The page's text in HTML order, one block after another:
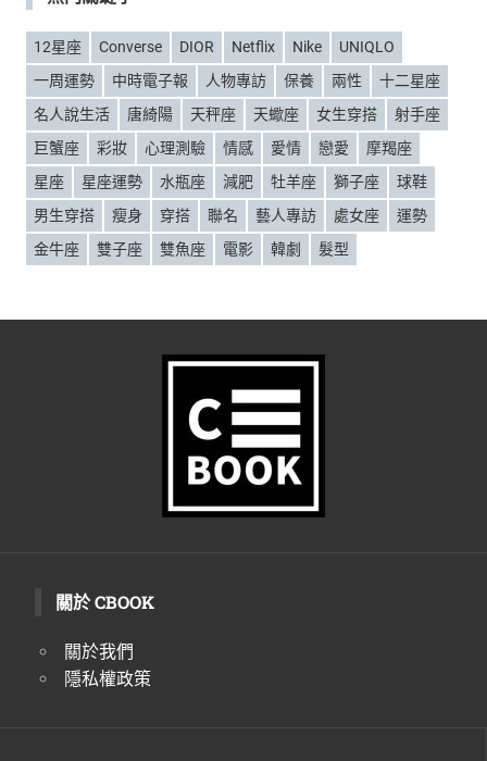
12星座 Converse DIOR Netflix Nike
UNIQLO
一周運勢
中時電子報 人物專訪 保養 兩性
十二星座
名人說生活
唐綺陽 天秤座 天蠍座 女生穿搭
射手座
巨蟹座
彩妝 心理測驗 情感 愛情 戀愛
摩羯座
星座
星座運勢 水瓶座 減肥 牡羊座 獅子座
球鞋
男生穿搭
瘦身 穿搭 聯名 藝人專訪 處女座
運勢
金牛座
雙子座 雙魚座 電影 韓劇 髮型
關於 CBOOK
關於我們
隱私權政策